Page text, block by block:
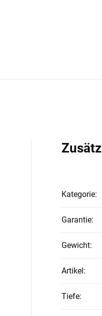
Kategorie:
Garantie:
Gewicht:
Artikel:
Tiefe: